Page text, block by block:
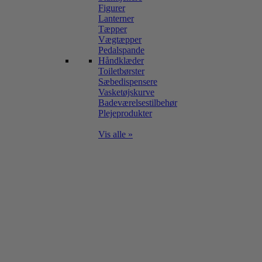
Figurer
Lanterner
Tæpper
Vægtæpper
Pedalspande
Håndklæder
Toiletbørster
Sæbedispensere
Vasketøjskurve
Badeværelsestilbehør
Plejeprodukter
Vis alle »